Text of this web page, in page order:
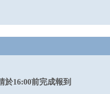
於16:00前完成報到